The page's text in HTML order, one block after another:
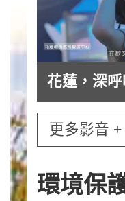
花蓮，深
更多影音 +
環境保